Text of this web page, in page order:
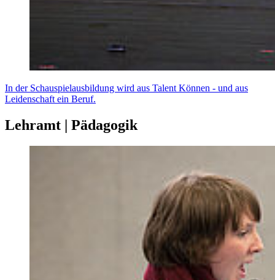
In der Schauspielausbildung wird aus Talent Können - und aus
Leidenschaft ein Beruf.
Lehramt | Pädagogik